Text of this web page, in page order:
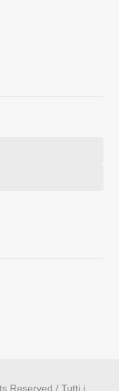
Reserved / Tutti i